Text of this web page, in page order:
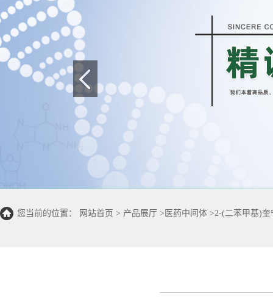
您当前的位置： 网站首页 > 产品展厅 > 医药中间体 >2-(二苯甲基)奎